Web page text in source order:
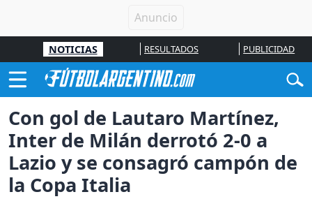
NOTICIAS RESULTADOS PUBLICIDAD
Con gol de Lautaro Martínez,
Inter de Milán derrotó 2-0 a
Lazio y se consagró campón de
la Copa Italia